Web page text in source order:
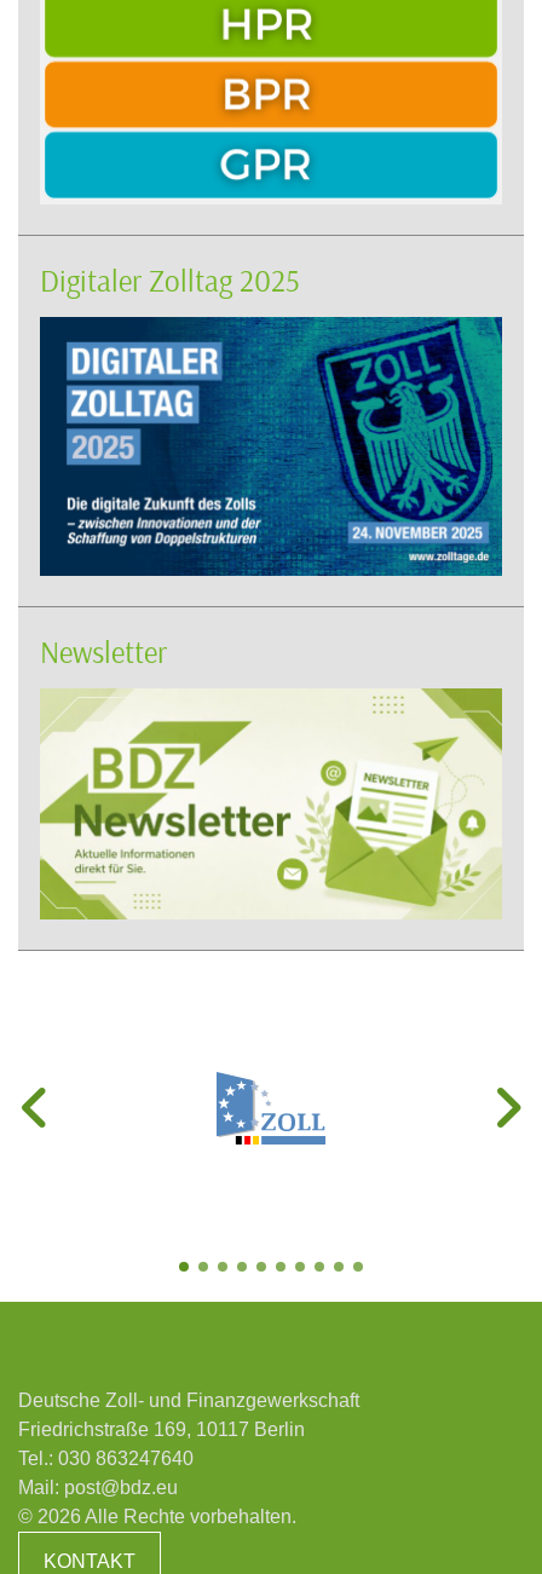
Digitaler Zolltag 2025
Newsletter
Deutsche Zoll- und Finanzgewerkschaft
Friedrichstraße 169, 10117 Berlin
Tel.: 030 863247640
Mail: post@bdz.eu
© 2026 Alle Rechte vorbehalten.
KONTAKT